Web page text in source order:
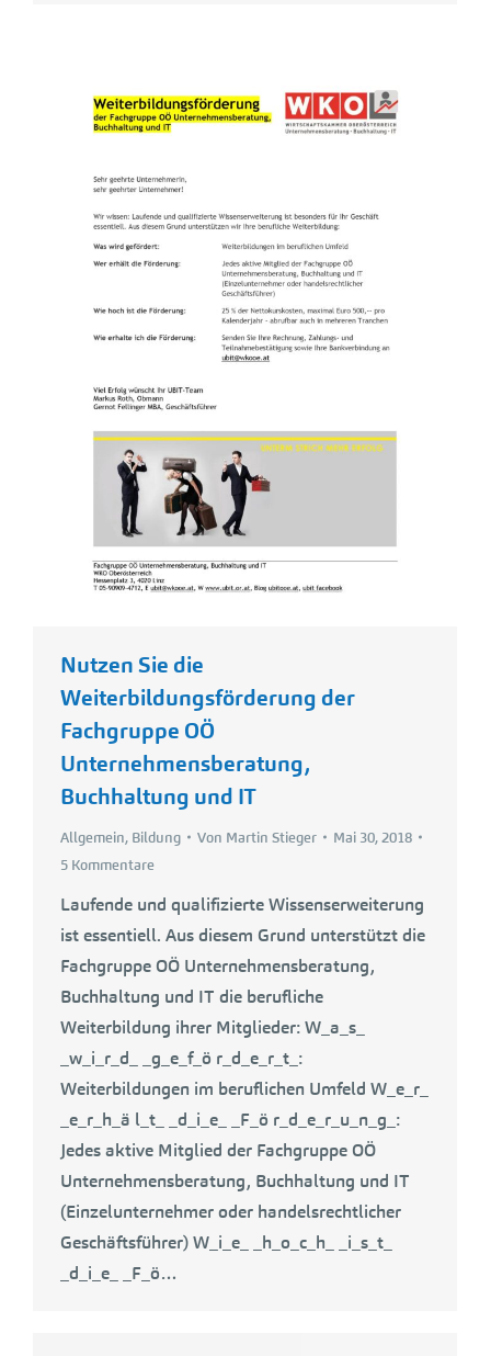
Nutzen Sie die
Weiterbildungsförderung der
Fachgruppe OÖ
Unternehmensberatung,
Buchhaltung und IT
Allgemein, Bildung Von Martin Stieger
Mai 30, 2018
5 Kommentare
Laufende und qualifizierte Wissenserweiterung
ist essentiell. Aus diesem Grund unterstützt die
Fachgruppe OÖ Unternehmensberatung,
Buchhaltung und IT die berufliche
Weiterbildung ihrer Mitglieder: W_a_s_
_w_i_r_d_ _g_e_f_ö r_d_e_r_t_:
Weiterbildungen im beruflichen Umfeld W_e_r_
_e_r_h_ä l_t_ _d_i_e_ _F_ö r_d_e_r_u_n_g_:
Jedes aktive Mitglied der Fachgruppe OÖ
Unternehmensberatung, Buchhaltung und IT
(Einzelunternehmer oder handelsrechtlicher
Geschäftsführer) W_i_e_ _h_o_c_h_ _i_s_t_
_d_i_e_ _F_ö…